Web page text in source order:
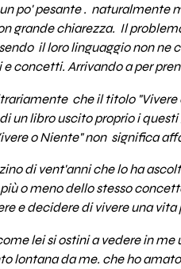
po' pesante .
grande chiarezza. Il
il loro linguaggio non
e concetti. Arrivando a per
che il titolo "Vivere
un libro uscito proprio i
o Niente" non significa
di vent'anni che lo ha
o meno dello stesso
e decidere di vivere una vita
lei si ostini a vedere in
lontana da me. che ho